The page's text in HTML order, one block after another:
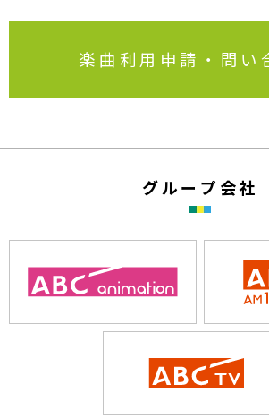
楽曲利用申請・問い
グルー プ 会社